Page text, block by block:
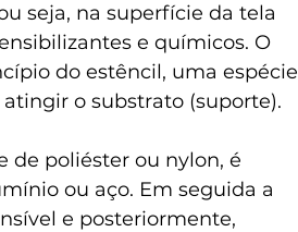
seja, na superfície da tela
e químicos. O
do estêncil, uma espécie
o substrato (suporte).
de poliéster ou nylon, é
ou aço. Em seguida a
e posteriormente,